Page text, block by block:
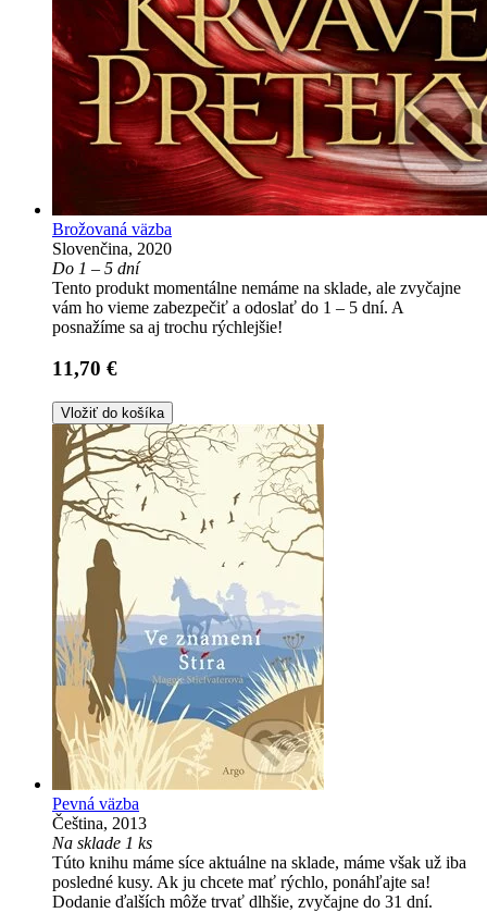
Brožovaná väzba
Slovenčina, 2020
Do 1 – 5 dní
Tento produkt momentálne nemáme na sklade, ale zvyčajne
vám ho vieme zabezpečiť a odoslať do 1 – 5 dní. A
posnažíme sa aj trochu rýchlejšie!
11,70 €
Vložiť do košíka
Pevná väzba
Čeština, 2013
Na sklade 1 ks
Túto knihu máme síce aktuálne na sklade, máme však už iba
posledné kusy. Ak ju chcete mať rýchlo, ponáhľajte sa!
Dodanie ďalších môže trvať dlhšie, zvyčajne do 31 dní.